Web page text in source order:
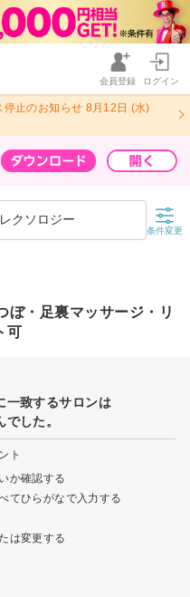
会員登録 ログイン
停止のお知らせ 8月12日 (水)
クソロジー
条件変更
ぼ・足裏マッサージ・リ
可
一致するサロンは
でした。
ト
か確認する
てひらがなで入力する
は変更する